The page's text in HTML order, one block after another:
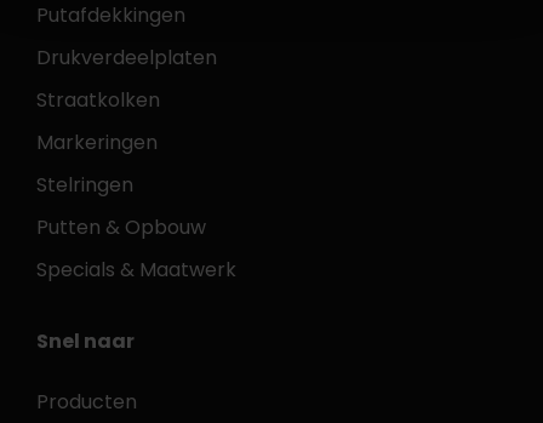
Putafdekkingen
Drukverdeelplaten
Straatkolken
Markeringen
Stelringen
Putten & Opbouw
Specials & Maatwerk
Snel naar
Producten